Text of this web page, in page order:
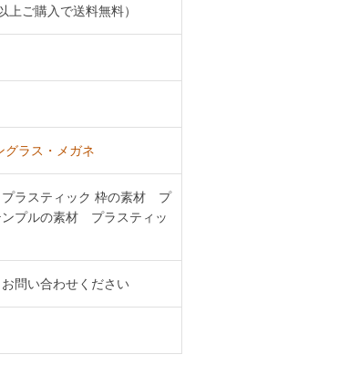
上ご購入で送料無料）
グラス・メガネ
ラスティック 枠の素材 プ
ンプルの素材 プラスティッ
問い合わせください